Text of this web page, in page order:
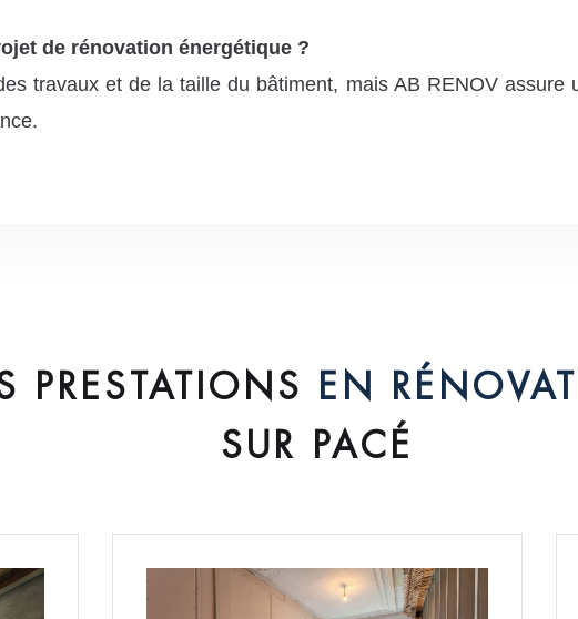
de rénovation énergétique ?
travaux et de la taille du bâtiment, mais AB RENOV
PRESTATIONS EN
SUR PACÉ